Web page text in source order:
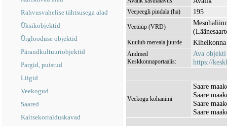
Rahvusvahelise tähtsusega alad
Üksikobjektid
Ürglooduse objektid
Pärandkultuuriobjektid
Pargid, puistud
Liigid
Veekogud
Saared
Kaitsekorralduskavad
Veepeegli pindala (ha) 195
Veetüüp (VRD)
Kuulub mereala juurde
Andmed
Keskkonnaportaalis:
Ava objekti
https://
Veekogu kohanimi
Saare
Saare
Saare
Saare